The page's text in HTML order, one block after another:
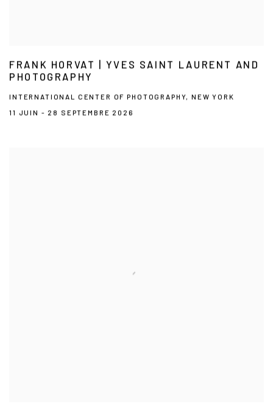
FRANK HORVAT | YVES SAINT LAURENT AND
PHOTOGRAPHY
INTERNATIONAL CENTER OF PHOTOGRAPHY, NEW YORK
11 JUIN - 28 SEPTEMBRE 2026